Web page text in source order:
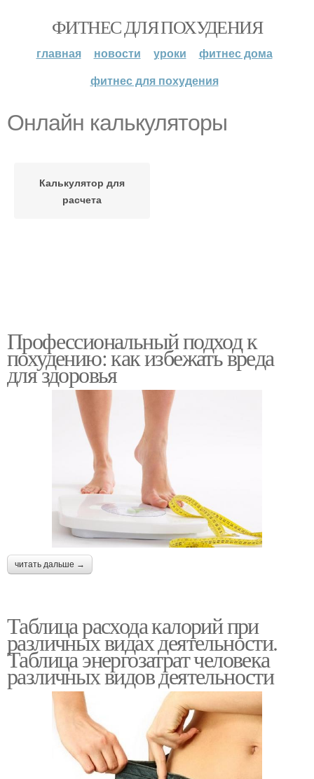
ФИТНЕС ДЛЯ ПОХУДЕНИЯ
главная новости уроки
фитнес дома
фитнес для похудения
Онлайн калькуляторы
Калькулятор для
расчета
Профессиональный подход к
похудению: как избежать вреда
для здоровья
читать дальше →
Таблица расхода калорий при
различных видах деятельности.
Таблица энергозатрат человека
различных видов деятельности